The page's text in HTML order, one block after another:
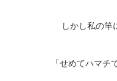
しかし私の竿
「せめてハマチ